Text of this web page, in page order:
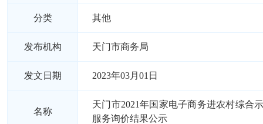
分类 其他
发布机构 天门市商务局
发文日期 2023年03月01日
名称
天门市2021年国家电子商务进农村综合
服务询价结果公示